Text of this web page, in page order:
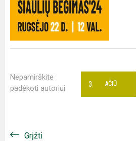
Nepamirškite
padėkoti autoriui
AČIŪ
3
Grįžti